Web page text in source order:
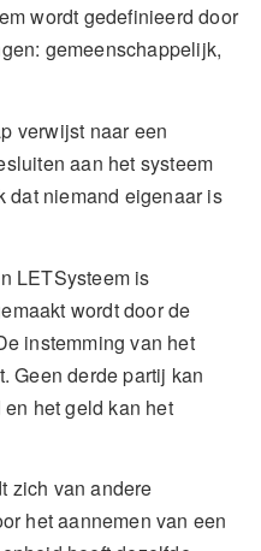
wordt gedefinieerd door
gemeenschappelijk,
verwijst naar een
aan het systeem
dat niemand eigenaar is
LETSysteem is
wordt door de
instemming van het
Geen derde partij kan
het geld kan het
zich van andere
het aannemen van een